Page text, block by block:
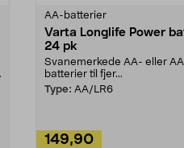
AA-batterier
Varta Longlife Power
24 pk
Svanemerkede AA- eller
batterier til fjer...
Type: AA/LR6
149,90